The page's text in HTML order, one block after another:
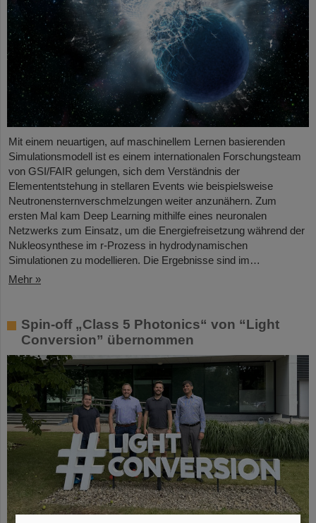
Mit einem neuartigen, auf maschinellem Lernen basierenden
Simulationsmodell ist es einem internationalen Forschungsteam
von GSI/FAIR gelungen, sich dem Verständnis der
Elemententstehung in stellaren Events wie beispielsweise
Neutronensternverschmelzungen weiter anzunähern. Zum
ersten Mal kam Deep Learning mithilfe eines neuronalen
Netzwerks zum Einsatz, um die Energiefreisetzung während der
Nukleosynthese im r-Prozess in hydrodynamischen
Simulationen zu modellieren. Die Ergebnisse sind im…
Mehr »
Spin-off „Class 5 Photonics“ von “Light
Conversion” übernommen